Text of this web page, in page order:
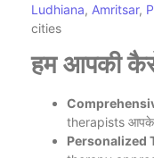
Ludhiana, Amritsar,
cities
हम आपकी
therapists आपके
Personalized